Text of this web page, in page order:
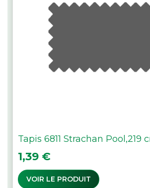
Tapis 6811 Strachan Pool,219
Prix
1,39 €
VOIR LE PRODUIT